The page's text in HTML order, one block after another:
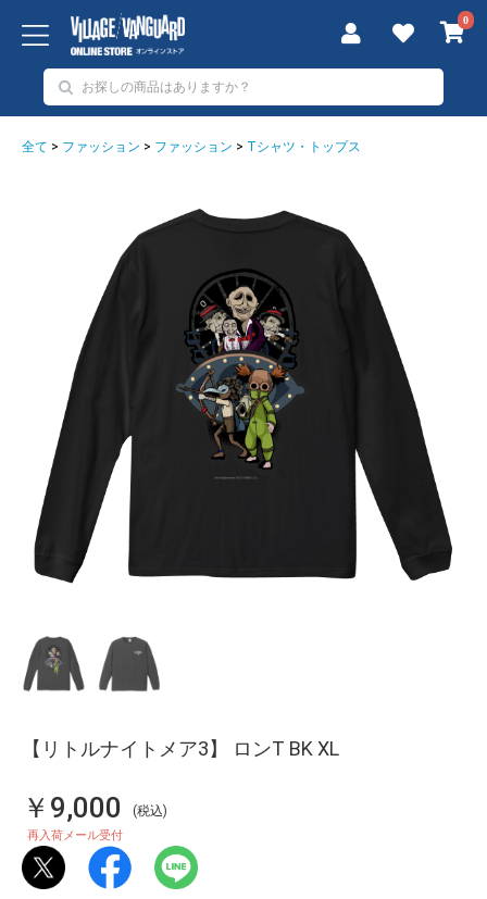
0
全て > ファッション > ファッション > Tシャツ・トップス
【リトルナイトメア3】 ロンT BK XL
￥9,000 (税込)
再入荷メール受付